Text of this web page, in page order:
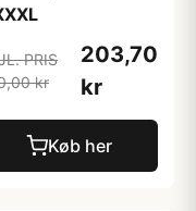
PRIS
kr
203,70
kr
Køb her